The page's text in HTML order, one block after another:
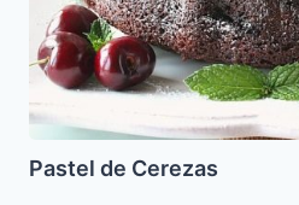
Pastel de Cerezas